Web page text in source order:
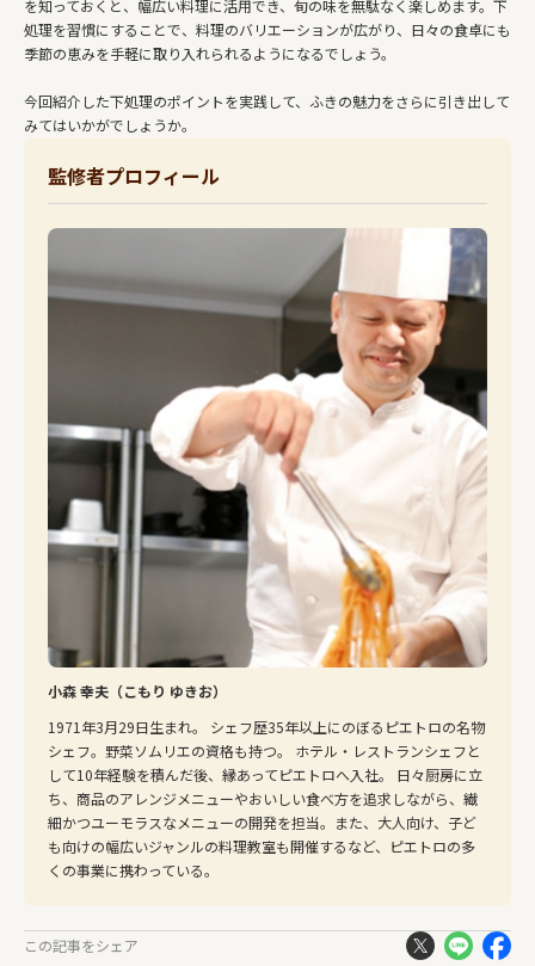
を知っておくと、幅広い料理に活用でき、旬の味を無駄なく楽しめます。下
処理を習慣にすることで、料理のバリエーションが広がり、日々の食卓にも
季節の恵みを手軽に取り入れられるようになるでしょう。
今回紹介した下処理のポイントを実践して、ふきの魅力をさらに引き出して
みてはいかがでしょうか。
監修者プロフィール
小森 幸夫（こもり ゆきお）
1971年3月29日生まれ。 シェフ歴35年以上にのぼるピエトロの名物
シェフ。野菜ソムリエの資格も持つ。 ホテル・レストランシェフと
して10年経験を積んだ後、縁あってピエトロへ入社。 日々厨房に立
ち、商品のアレンジメニューやおいしい食べ方を追求しながら、繊
細かつユーモラスなメニューの開発を担当。また、大人向け、子ど
も向けの幅広いジャンルの料理教室も開催するなど、ピエトロの多
くの事業に携わっている。
この記事をシェア